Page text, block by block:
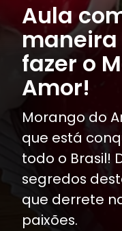
Aula
maneira
fazer o
Amor!
Morango do
que está
todo o Brasil!
segredos
que derrete
paixões.